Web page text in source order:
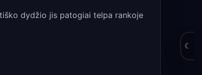
dydžio jis patogiai telpa rankoje
☾